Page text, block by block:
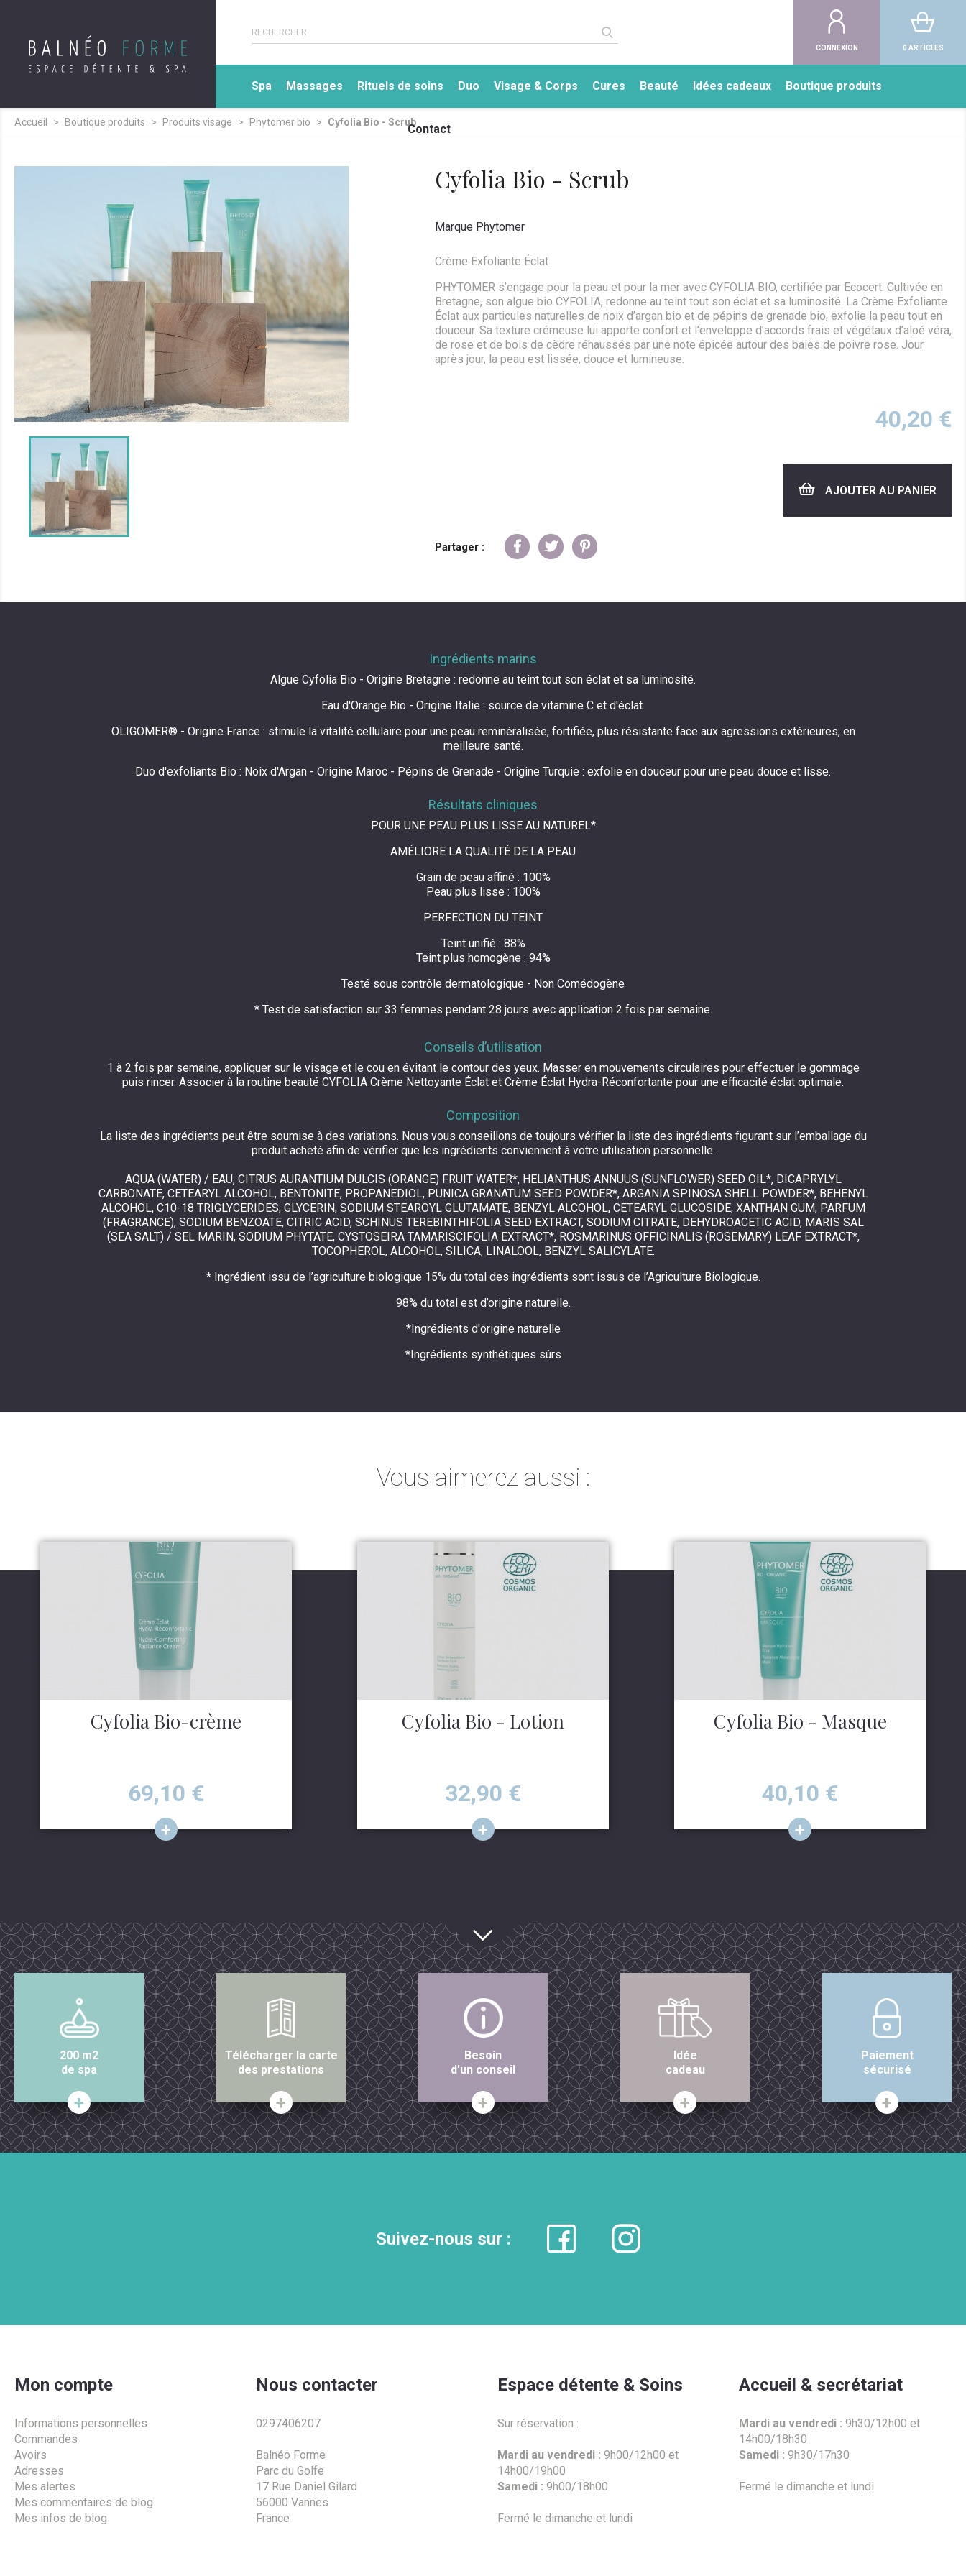
CONNEXION 0 ARTICLES
Spa Massages Rituels de soins Duo Visage & Corps Cures Beauté Idées cadeaux Boutique produits
Expertise spa Le centre Contact
Accueil Boutique produits Produits visage Phytomer bio Cyfolia Bio - Scrub
Cyfolia Bio - Scrub
Marque Phytomer
Crème Exfoliante Éclat
PHYTOMER s’engage pour la peau et pour la mer avec CYFOLIA BIO, certifiée par Ecocert. Cultivée en
Bretagne, son algue bio CYFOLIA, redonne au teint tout son éclat et sa luminosité. La Crème Exfoliante
Éclat aux particules naturelles de noix d’argan bio et de pépins de grenade bio, exfolie la peau tout en
douceur. Sa texture crémeuse lui apporte confort et l’enveloppe d’accords frais et végétaux d’aloé véra,
de rose et de bois de cèdre réhaussés par une note épicée autour des baies de poivre rose. Jour
après jour, la peau est lissée, douce et lumineuse.
40,20 €
AJOUTER AU PANIER
Partager :
Ingrédients marins
Algue Cyfolia Bio - Origine Bretagne : redonne au teint tout son éclat et sa luminosité.
Eau d'Orange Bio - Origine Italie : source de vitamine C et d'éclat.
OLIGOMER® - Origine France : stimule la vitalité cellulaire pour une peau reminéralisée, fortifiée, plus résistante face aux agressions extérieures, en
meilleure santé.
Duo d'exfoliants Bio : Noix d'Argan - Origine Maroc - Pépins de Grenade - Origine Turquie : exfolie en douceur pour une peau douce et lisse.
Résultats cliniques
POUR UNE PEAU PLUS LISSE AU NATUREL*
AMÉLIORE LA QUALITÉ DE LA PEAU
Grain de peau affiné : 100%
Peau plus lisse : 100%
PERFECTION DU TEINT
Teint unifié : 88%
Teint plus homogène : 94%
Testé sous contrôle dermatologique - Non Comédogène
* Test de satisfaction sur 33 femmes pendant 28 jours avec application 2 fois par semaine.
Conseils d’utilisation
1 à 2 fois par semaine, appliquer sur le visage et le cou en évitant le contour des yeux. Masser en mouvements circulaires pour effectuer le gommage
puis rincer. Associer à la routine beauté CYFOLIA Crème Nettoyante Éclat et Crème Éclat Hydra-Réconfortante pour une efficacité éclat optimale.
Composition
La liste des ingrédients peut être soumise à des variations. Nous vous conseillons de toujours vérifier la liste des ingrédients figurant sur l’emballage du
produit acheté afin de vérifier que les ingrédients conviennent à votre utilisation personnelle.
AQUA (WATER) / EAU, CITRUS AURANTIUM DULCIS (ORANGE) FRUIT WATER*, HELIANTHUS ANNUUS (SUNFLOWER) SEED OIL*, DICAPRYLYL
CARBONATE, CETEARYL ALCOHOL, BENTONITE, PROPANEDIOL, PUNICA GRANATUM SEED POWDER*, ARGANIA SPINOSA SHELL POWDER*, BEHENYL
ALCOHOL, C10-18 TRIGLYCERIDES, GLYCERIN, SODIUM STEAROYL GLUTAMATE, BENZYL ALCOHOL, CETEARYL GLUCOSIDE, XANTHAN GUM, PARFUM
(FRAGRANCE), SODIUM BENZOATE, CITRIC ACID, SCHINUS TEREBINTHIFOLIA SEED EXTRACT, SODIUM CITRATE, DEHYDROACETIC ACID, MARIS SAL
(SEA SALT) / SEL MARIN, SODIUM PHYTATE, CYSTOSEIRA TAMARISCIFOLIA EXTRACT*, ROSMARINUS OFFICINALIS (ROSEMARY) LEAF EXTRACT*,
TOCOPHEROL, ALCOHOL, SILICA, LINALOOL, BENZYL SALICYLATE.
* Ingrédient issu de l’agriculture biologique 15% du total des ingrédients sont issus de l’Agriculture Biologique.
98% du total est d’origine naturelle.
*Ingrédients d'origine naturelle
*Ingrédients synthétiques sûrs
Vous aimerez aussi :
Cyfolia Bio-crème
Prix
69,10 €
Cyfolia Bio - Lotion
Prix
32,90 €
Cyfolia Bio - Masque
Prix
40,10 €
200 m2
de spa
Télécharger la carte
des prestations
Besoin
d'un conseil
Idée
cadeau
Paiement
sécurisé
Suivez-nous sur :
Mon compte
Informations personnelles
Commandes
Avoirs
Adresses
Mes alertes
Mes commentaires de blog
Mes infos de blog
Nous contacter
0297406207
Balnéo Forme
Parc du Golfe
17 Rue Daniel Gilard
56000 Vannes
France
Espace détente & Soins
Sur réservation :
Mardi au vendredi : 9h00/12h00 et
14h00/19h00
Samedi : 9h00/18h00
Fermé le dimanche et lundi
Accueil & secrétariat
Mardi au vendredi : 9h30/12h00 et
14h00/18h30
Samedi : 9h30/17h30
Fermé le dimanche et lundi